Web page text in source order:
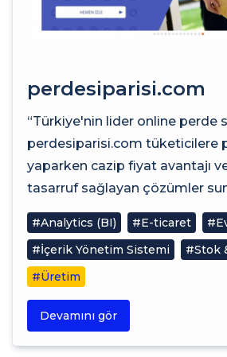
perdesiparisi.com
“Türkiye'nin lider online perde
perdesiparisi.com tüketicilere
yaparken cazip fiyat avantajı
tasarruf sağlayan çözümler
#Analytics (BI) #E-ticaret
#İçerik Yönetim Sistemi
#Stok
#Üretim
Devamını gör